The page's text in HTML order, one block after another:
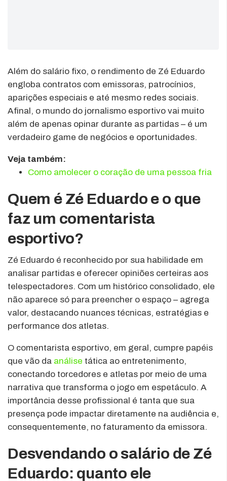
Além do salário fixo, o rendimento de Zé Eduardo
engloba contratos com emissoras, patrocínios,
aparições especiais e até mesmo redes sociais.
Afinal, o mundo do jornalismo esportivo vai muito
além de apenas opinar durante as partidas – é um
verdadeiro game de negócios e oportunidades.
Veja também:
Como amolecer o coração de uma pessoa fria
Quem é Zé Eduardo e o que
faz um comentarista
esportivo?
Zé Eduardo é reconhecido por sua habilidade em
analisar partidas e oferecer opiniões certeiras aos
telespectadores. Com um histórico consolidado, ele
não aparece só para preencher o espaço – agrega
valor, destacando nuances técnicas, estratégias e
performance dos atletas.
O comentarista esportivo, em geral, cumpre papéis
que vão da análise tática ao entretenimento,
conectando torcedores e atletas por meio de uma
narrativa que transforma o jogo em espetáculo. A
importância desse profissional é tanta que sua
presença pode impactar diretamente na audiência e,
consequentemente, no faturamento da emissora.
Desvendando o salário de Zé
Eduardo: quanto ele